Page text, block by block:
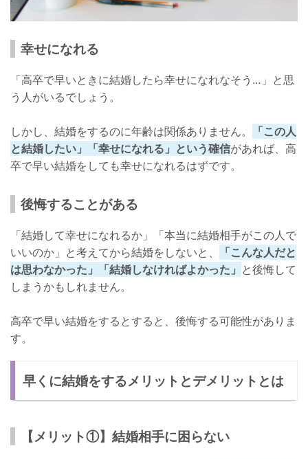
幸せになれる
「高卒で早いときに結婚したら幸せになれなそう…」と思
う人がいるでしょう。
しかし、結婚をするのに年齢は関係ありません。
「この人
と結婚したい」「幸せになれる」という確信があれば、高
卒で早い結婚をしても幸せになれるはずです。
後悔することがある
「結婚して幸せになれるか」「本当に結婚相手がこの人で
いいのか」と考えてから結婚をしないと、
「こんな人だと
は思わなかった」「結婚しなければよかった」 と後悔して
しまうかもしれません。
高卒で早い結婚をするとすると、後悔する可能性がありま
す。
早くに結婚をするメリットとデメリットとは
【メリット①】結婚相手に困らない